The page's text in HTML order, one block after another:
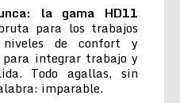
la gama HD11
para los trabajos
de confort y
para integrar trabajo y
Todo agallas, sin
imparable.